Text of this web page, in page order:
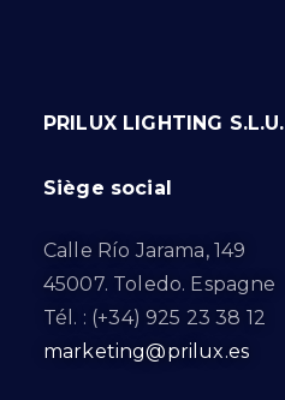
PRILUX LIGHTING S.L.U.
Siège social
Calle Río Jarama, 149
45007. Toledo. Espagne
Tél. : (+34) 925 23 38 12
marketing@prilux.es